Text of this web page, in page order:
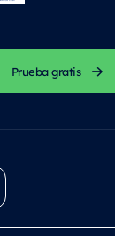
Prueba gratis